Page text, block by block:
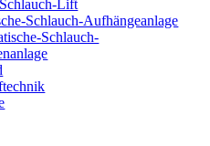
Lift
Schlauch-Aufhängeanlage
Schlauch-